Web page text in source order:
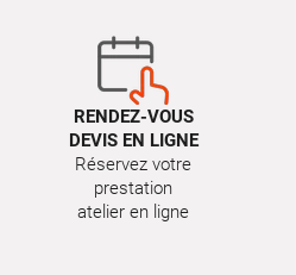
RENDEZ-VOUS
DEVIS EN LIGNE
Réservez votre
prestation
atelier en ligne